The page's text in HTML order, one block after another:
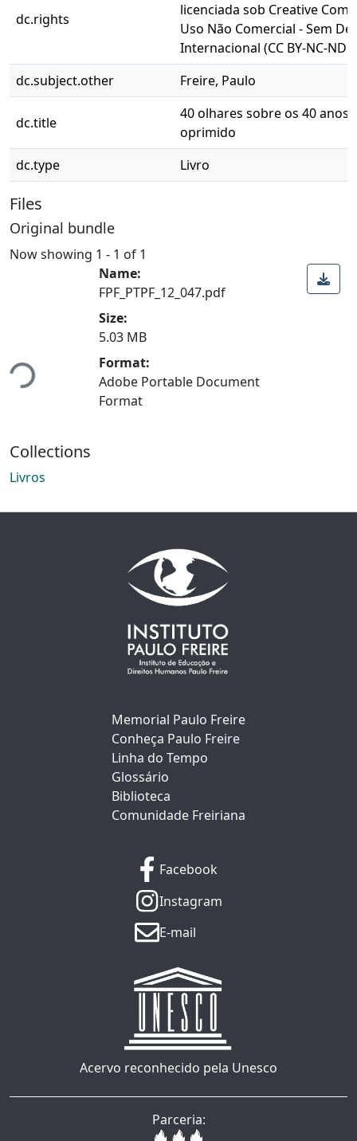
dc.rights
licenciada sob Creative
Uso Não Comercial - Sem
Internacional (CC BY-NC-ND
dc.subject.other
Freire, Paulo
dc.title
40 olhares sobre os 40 anos
oprimido
dc.type
Livro
Files
Original bundle
Now showing 1 - 1 of 1
Loading...
Name:
FPF_PTPF_12_047.pdf
Size:
5.03 MB
Format:
Adobe Portable Document
Format
Collections
Livros
Memorial Paulo Freire
Conheça Paulo Freire
Linha do Tempo
Glossário
Biblioteca
Comunidade Freiriana
Facebook
Instagram
E-mail
Acervo reconhecido pela Unesco
Parceria: